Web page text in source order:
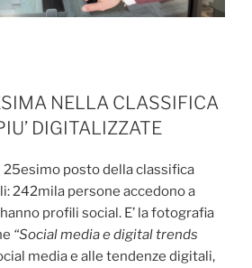
NELLA CLASSIFICA
DIGITALIZZATE
25esimo posto della classifica
242mila persone accedono a
profili social. E’ la fotografia
“Social media e digital trends
media e alle tendenze digitali,